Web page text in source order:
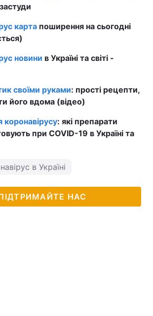
карта поширення на сьогодні
новини в Україні та світі -
своїми руками: прості рецепти,
його вдома (відео)
коронавірусу: які препарати
при COVID-19 в Україні та
в Україні
НАС